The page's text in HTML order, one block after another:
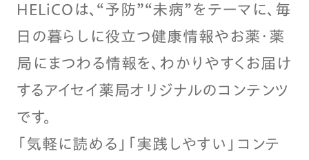
HELiCOは、“予防”“未病”をテーマに、毎
日の暮らしに役立つ健康情報やお薬・薬
局にまつわる情報を、わかりやすくお届け
するアイセイ薬局オリジナルのコンテンツ
です。
「気軽に読める」「実践しやすい」コンテ